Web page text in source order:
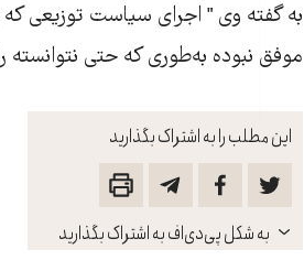
این مطلب را به اشتراک بگذارید
باز
کنید
به شکل پی‌دی‌اف به اشتراک بگذارید
به گفته وی " اجرای سياست توزيعی
موفق نبوده به‌طوری که حتی نتوانسته